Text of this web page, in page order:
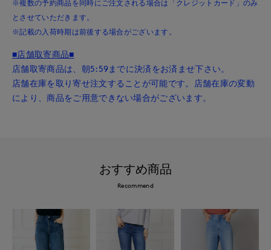
※複数の予約商品を同時にご注文される場合は「クレジットカード」のみ
とさせていただきます。
※記載の入荷時期は前後する場合がございます。
■店舗取寄商品■
店舗取寄商品は、朝5:59までに決済をお済ませ下さい。
店舗在庫を取り寄せ注文することが可能です。店舗在庫の変動
により、商品をご用意できない場合がございます。
おすすめ商品
Recommend